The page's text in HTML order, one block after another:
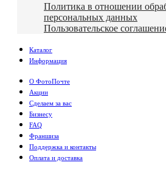
Политика в отношении
персональных данных
Пользовательское
Каталог
Информация
О ФотоПочте
Акции
Сделаем за вас
Бизнесу
FAQ
Франшиза
Поддержка и контакты
Оплата и доставка